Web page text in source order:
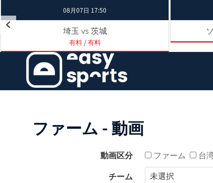
08月07日 17:50
埼玉 vs 茨城
有料/有料
ファーム - 動画
動画区分 ファーム 台
チーム